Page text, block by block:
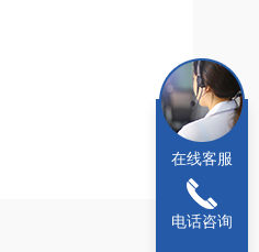
在线客服
电话咨询